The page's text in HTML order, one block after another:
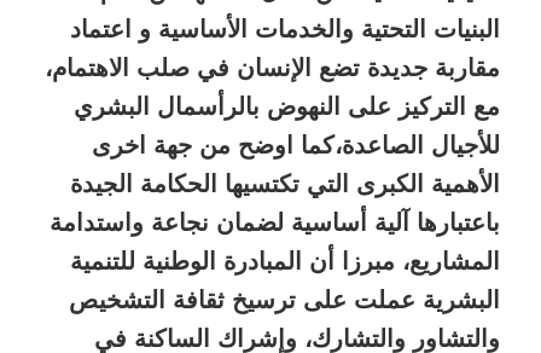
البنيات التحتية والخدمات الأساسية و اعتماد
مقاربة جديدة تضع الإنسان في صلب الاهتمام،
مع التركيز على النهوض بالرأسمال البشري
للأجيال الصاعدة،كما اوضح من جهة اخرى
الأهمية الكبرى التي تكتسيها الحكامة الجيدة
باعتبارها آلية أساسية لضمان نجاعة واستدامة
المشاريع، مبرزا أن المبادرة الوطنية للتنمية
البشرية عملت على ترسيخ ثقافة التشخيص
والتشاور والتشارك، وإشراك الساكنة في